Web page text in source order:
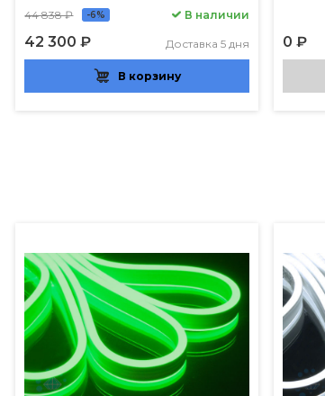
44 838 ₽ -6%
42 300 ₽
В наличии
Доставка 5 дня
В корзину
0 ₽